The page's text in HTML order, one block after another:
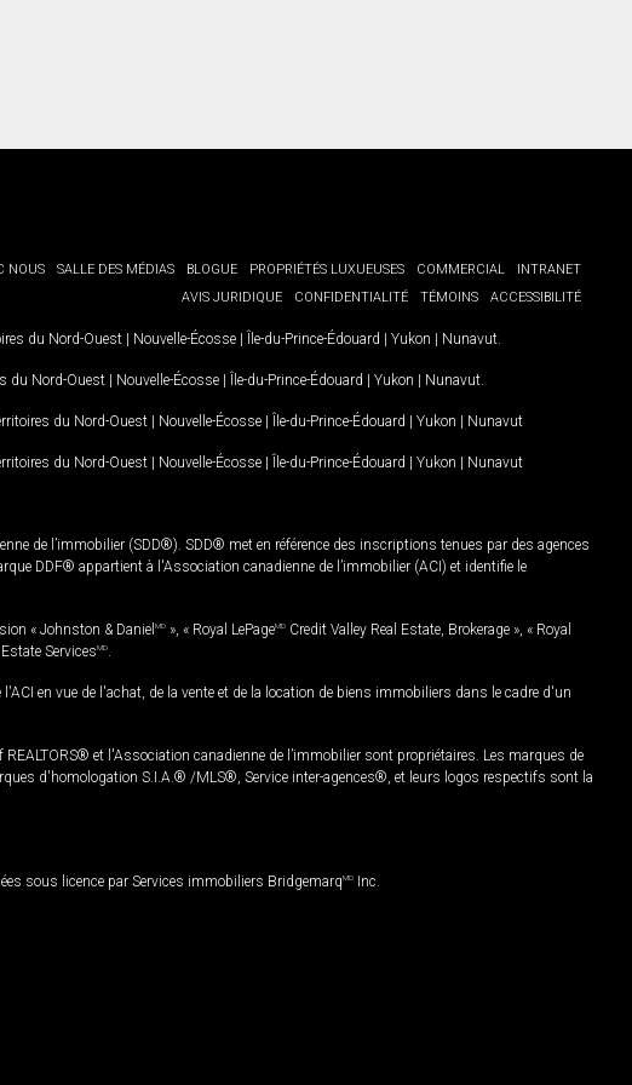
NOUS SALLE DES MÉDIAS BLOGUE PROPRIÉTÉS LUXUEUSES COMMERCIAL
INTRANET
AVIS JURIDIQUE
CONFIDENTIALITÉ TÉMOINS ACCESSIBILITÉ
du Nord-Ouest | Nouvelle-Écosse | Île-du-Prince-Édouard | Yukon | Nunavut
du Nord-Ouest | Nouvelle-Écosse | Île-du-Prince-Édouard | Yukon | Nunavut
du Nord-Ouest | Nouvelle-Écosse | Île-du-Prince-Édouard | Yukon | Nunavut
du Nord-Ouest | Nouvelle-Écosse | Île-du-Prince-Édouard | Yukon | Nunavut
de l’immobilier (SDD®). SDD® met en référence des inscriptions tenues par des agences
DDF® appartient à l'Association canadienne de l’immobilier (ACI) et identifie le
« Johnston & Daniel MD », « Royal LePageMD Credit Valley Real Estate, Brokerage », « Royal
ServicesMD
en vue de l'achat, de la vente et de la location de biens immobiliers dans le cadre d'un
et l'Association canadienne de l’immobilier sont propriétaires. Les marques de
d'homologation S.I.A.® /MLS®, Service inter-agences®, et leurs logos respectifs sont la
sous licence par Services immobiliers BridgemarqMD Inc.